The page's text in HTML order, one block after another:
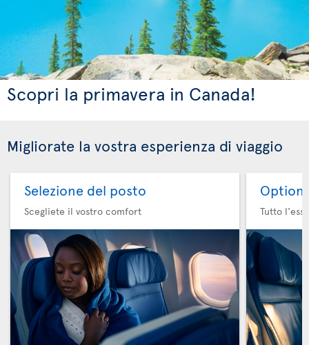
Scopri la primavera in Canada!
Migliorate la vostra esperienza di viaggio
Selezione del posto
Scegliete il vostro comfort
Option
Tutto